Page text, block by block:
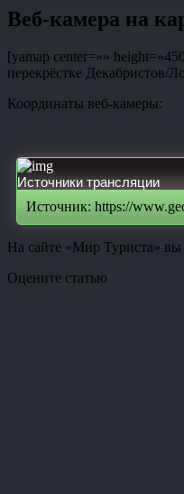
Веб-камера на
[yamap center=»»
перекрёстке Декабристов/
Координаты веб-камеры:
Источники трансляции
Источник: https://
На сайте «Мир Туриста»
Оцените статью